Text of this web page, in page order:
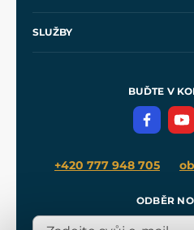
Velkoobchod
SLUŽBY
Meče pro Kingdom Come
BUĎTE V
+420 777 948 705
ODBĚR